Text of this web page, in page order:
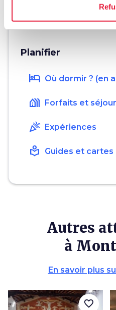
https://
Planifier
hotel Où dormir ? (en
holiday_village Forfaits et
celebration Expériences
local_library Guides et cartes
Autres
à
En savoir plus
favorite_border